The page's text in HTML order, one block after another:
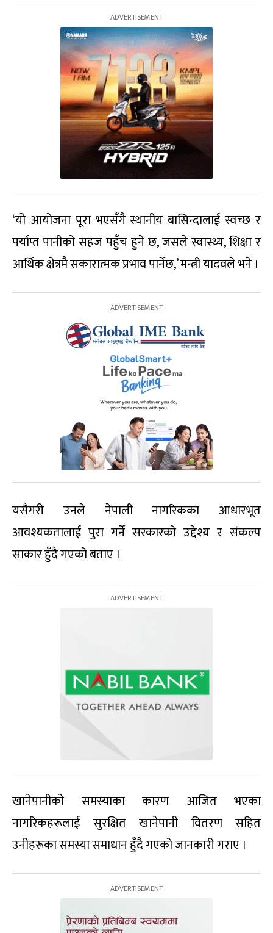
‘यो आयोजना पूरा भएसँगै स्थानीय बासिन्दालाई स्वच्छ र
पर्याप्त पानीको सहज पहुँच हुने छ, जसले स्वास्थ्य, शिक्षा र
आर्थिक क्षेत्रमै सकारात्मक प्रभाव पार्नेछ,’ मन्त्री यादवले भने ।
यसैगरी उनले नेपाली नागरिकका आधारभूत
आवश्यकतालाई पुरा गर्ने सरकारको उद्देश्य र संकल्प
साकार हुँदै गएको बताए ।
खानेपानीको समस्याका कारण आजित भएका
नागरिकहरूलाई सुरक्षित खानेपानी वितरण सहित
उनीहरूका समस्या समाधान हुँदै गएको जानकारी गराए ।